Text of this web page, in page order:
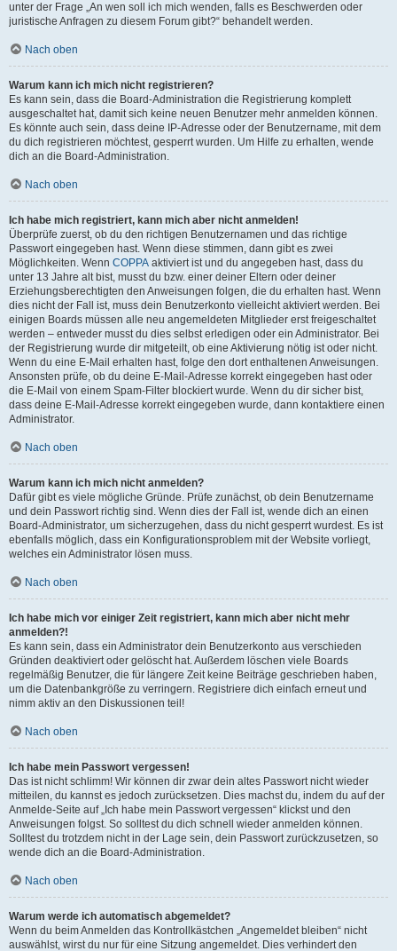
unter der Frage „An wen soll ich mich wenden, falls es Beschwerden oder
juristische Anfragen zu diesem Forum gibt?“ behandelt werden.
Nach oben
Warum kann ich mich nicht registrieren?
Es kann sein, dass die Board-Administration die Registrierung komplett
ausgeschaltet hat, damit sich keine neuen Benutzer mehr anmelden können.
Es könnte auch sein, dass deine IP-Adresse oder der Benutzername, mit dem
du dich registrieren möchtest, gesperrt wurden. Um Hilfe zu erhalten, wende
dich an die Board-Administration.
Nach oben
Ich habe mich registriert, kann mich aber nicht anmelden!
Überprüfe zuerst, ob du den richtigen Benutzernamen und das richtige
Passwort eingegeben hast. Wenn diese stimmen, dann gibt es zwei
Möglichkeiten. Wenn COPPA aktiviert ist und du angegeben hast, dass du
unter 13 Jahre alt bist, musst du bzw. einer deiner Eltern oder deiner
Erziehungsberechtigten den Anweisungen folgen, die du erhalten hast. Wenn
dies nicht der Fall ist, muss dein Benutzerkonto vielleicht aktiviert werden. Bei
einigen Boards müssen alle neu angemeldeten Mitglieder erst freigeschaltet
werden – entweder musst du dies selbst erledigen oder ein Administrator. Bei
der Registrierung wurde dir mitgeteilt, ob eine Aktivierung nötig ist oder nicht.
Wenn du eine E-Mail erhalten hast, folge den dort enthaltenen Anweisungen.
Ansonsten prüfe, ob du deine E-Mail-Adresse korrekt eingegeben hast oder
die E-Mail von einem Spam-Filter blockiert wurde. Wenn du dir sicher bist,
dass deine E-Mail-Adresse korrekt eingegeben wurde, dann kontaktiere einen
Administrator.
Nach oben
Warum kann ich mich nicht anmelden?
Dafür gibt es viele mögliche Gründe. Prüfe zunächst, ob dein Benutzername
und dein Passwort richtig sind. Wenn dies der Fall ist, wende dich an einen
Board-Administrator, um sicherzugehen, dass du nicht gesperrt wurdest. Es ist
ebenfalls möglich, dass ein Konfigurationsproblem mit der Website vorliegt,
welches ein Administrator lösen muss.
Nach oben
Ich habe mich vor einiger Zeit registriert, kann mich aber nicht mehr
anmelden?!
Es kann sein, dass ein Administrator dein Benutzerkonto aus verschieden
Gründen deaktiviert oder gelöscht hat. Außerdem löschen viele Boards
regelmäßig Benutzer, die für längere Zeit keine Beiträge geschrieben haben,
um die Datenbankgröße zu verringern. Registriere dich einfach erneut und
nimm aktiv an den Diskussionen teil!
Nach oben
Ich habe mein Passwort vergessen!
Das ist nicht schlimm! Wir können dir zwar dein altes Passwort nicht wieder
mitteilen, du kannst es jedoch zurücksetzen. Dies machst du, indem du auf der
Anmelde-Seite auf „Ich habe mein Passwort vergessen“ klickst und den
Anweisungen folgst. So solltest du dich schnell wieder anmelden können.
Solltest du trotzdem nicht in der Lage sein, dein Passwort zurückzusetzen, so
wende dich an die Board-Administration.
Nach oben
Warum werde ich automatisch abgemeldet?
Wenn du beim Anmelden das Kontrollkästchen „Angemeldet bleiben“ nicht
auswählst, wirst du nur für eine Sitzung angemeldet. Dies verhindert den